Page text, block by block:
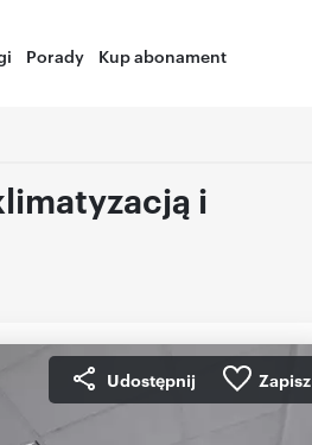
Porady Kup abonament
i
Udostępnij Zapisz